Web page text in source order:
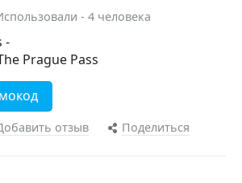
- 4 человека
-
Prague Pass
отзыв Поделиться